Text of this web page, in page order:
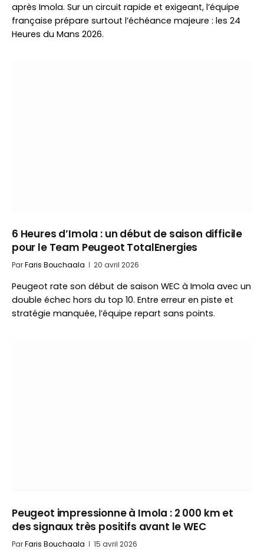
après Imola. Sur un circuit rapide et exigeant, l’équipe
française prépare surtout l’échéance majeure : les 24
Heures du Mans 2026.
6 Heures d’Imola : un début de saison difficile
pour le Team Peugeot TotalEnergies
ParFaris Bouchaala 20 avril 2026
Peugeot rate son début de saison WEC à Imola avec un
double échec hors du top 10. Entre erreur en piste et
stratégie manquée, l’équipe repart sans points.
Peugeot impressionne à Imola : 2 000 km et
des signaux très positifs avant le WEC
ParFaris Bouchaala 15 avril 2026